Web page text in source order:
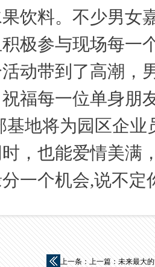
饮料。不少男女
极参与现场每一
动带到了高潮，
福每一位单身朋
基地将为园区企
，也能爱情美满
一个机会,说不
上一条：上一篇：未来最大